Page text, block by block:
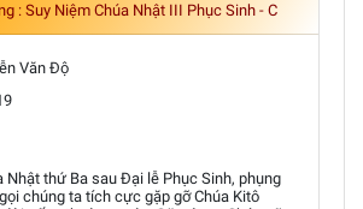
: Suy Niệm Chúa Nhật III Phục Sinh - C
Văn Độ
Nhật thứ Ba sau Đại lễ Phục Sinh, phụng
chúng ta tích cực gặp gỡ Chúa Kitô